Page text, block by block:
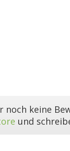
noch keine
und